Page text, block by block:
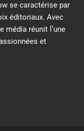
se caractérise par
éditoriaux. Avec
média réunit l’une
et